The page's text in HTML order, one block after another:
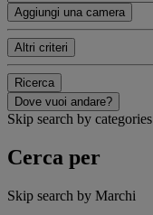
Aggiungi una camera
Altri criteri
Ricerca
Dove vuoi andare?
Skip search by categories
Cerca per
Skip search by Marchi